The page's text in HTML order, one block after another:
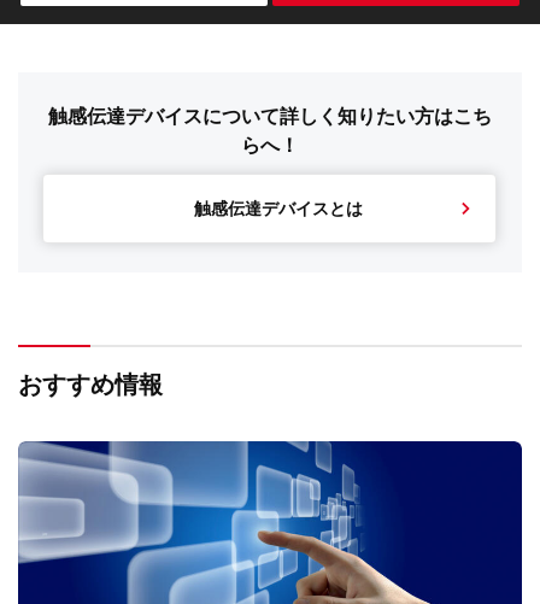
触感伝達デバイスについて詳しく知りたい方はこち
らへ！
触感伝達デバイスとは
おすすめ情報